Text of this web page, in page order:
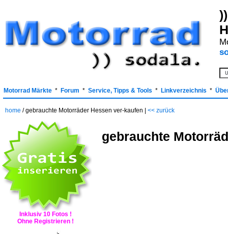
Motorrad Märkte * Forum * Service, Tipps & Tools * Linkverzeichnis *
home / gebrauchte Motorräder Hessen ver-kaufen | << zurück
Inklusiv 10 Fotos !
Ohne Registrieren !
gebrauchte